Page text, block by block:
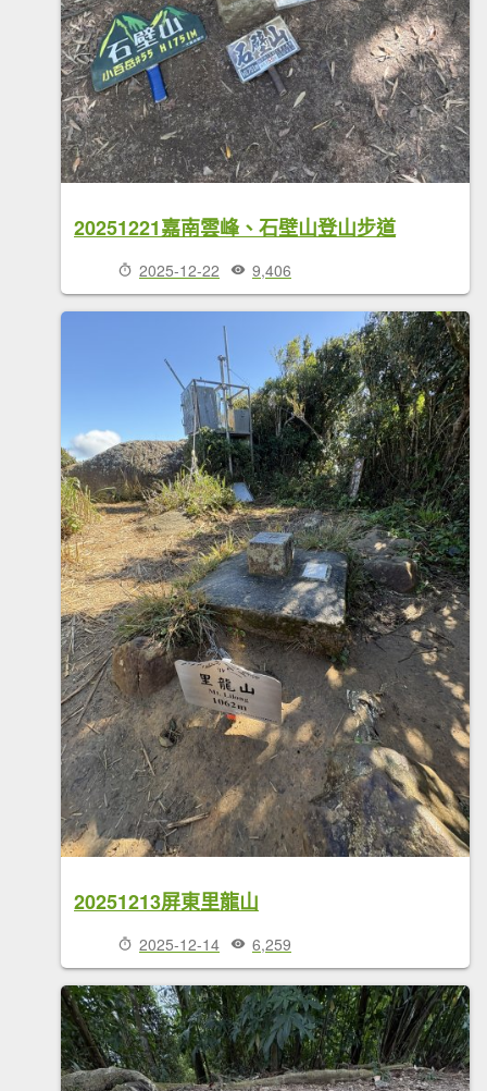
20251221嘉南雲峰、石壁山登山步道
2025-12-22 9,406
20251213屏東里龍山
2025-12-14 6,259